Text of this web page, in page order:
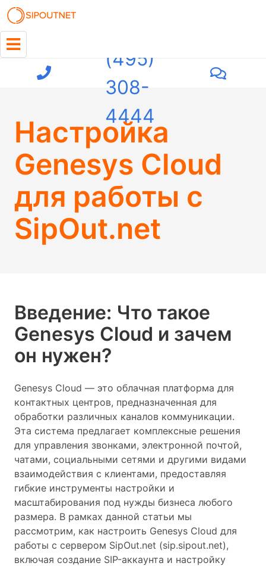
(495)
308-
4444
Настройка
Genesys Cloud
для работы с
SipOut.net
Введение: Что такое
Genesys Cloud и зачем
он нужен?
Genesys Cloud — это облачная платформа для
контактных центров, предназначенная для
обработки различных каналов коммуникации.
Эта система предлагает комплексные решения
для управления звонками, электронной почтой,
чатами, социальными сетями и другими видами
взаимодействия с клиентами, предоставляя
гибкие инструменты настройки и
масштабирования под нужды бизнеса любого
размера. В рамках данной статьи мы
рассмотрим, как настроить Genesys Cloud для
работы с сервером SipOut.net (sip.sipout.net),
включая создание SIP-аккаунта и настройку